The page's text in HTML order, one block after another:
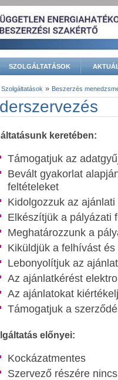
SZOLGÁLTATÁSOK
hely
Szolgáltatások » Beszerzés
keretében:
Támogatjuk az
Bevált gyakorlat
feltételeket
Kidolgozzuk az
Elkészítjük a pályázati
Meghatározzunk a
Kiküldjük a felhívást
Lebonyolítjuk az
Az ajánlatkérést
Az ajánlatokat
Támogatjuk a
előnyei:
Kockázatmentes
Szervező részére